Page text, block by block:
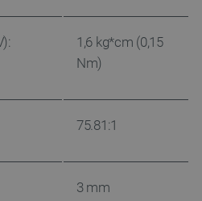
1,6 kg*cm (0,15
Nm)
75.81:1
3 mm